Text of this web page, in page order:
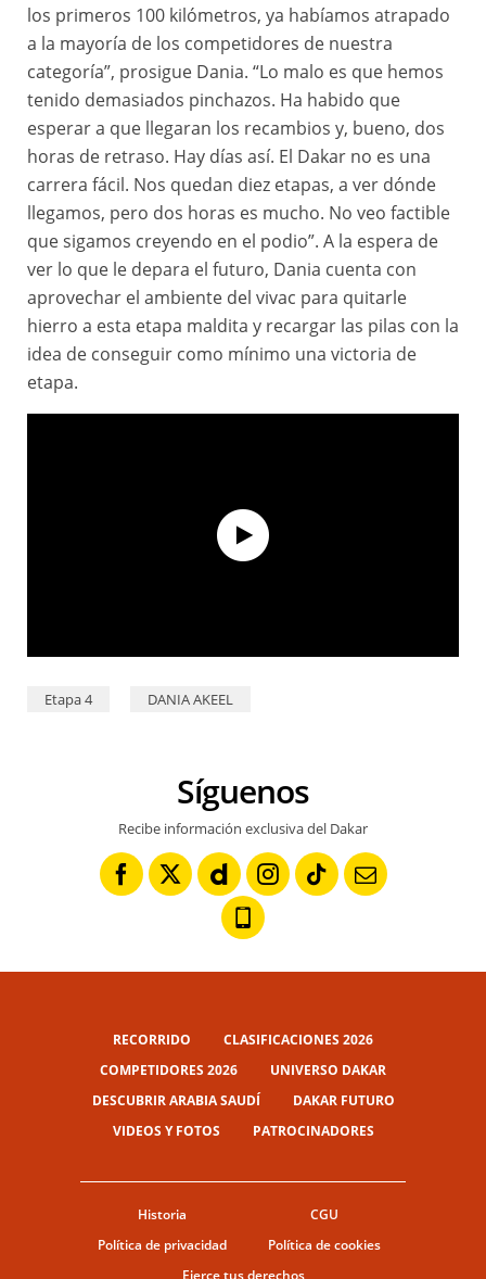
los primeros 100 kilómetros, ya habíamos atrapado
a la mayoría de los competidores de nuestra
categoría”, prosigue Dania. “Lo malo es que hemos
tenido demasiados pinchazos. Ha habido que
esperar a que llegaran los recambios y, bueno, dos
horas de retraso. Hay días así. El Dakar no es una
carrera fácil. Nos quedan diez etapas, a ver dónde
llegamos, pero dos horas es mucho. No veo factible
que sigamos creyendo en el podio”. A la espera de
ver lo que le depara el futuro, Dania cuenta con
aprovechar el ambiente del vivac para quitarle
hierro a esta etapa maldita y recargar las pilas con la
idea de conseguir como mínimo una victoria de
etapa.
Etapa 4 DANIA AKEEL
Síguenos
Recibe información exclusiva del Dakar
RECORRIDO
CLASIFICACIONES 2026
COMPETIDORES 2026
UNIVERSO DAKAR
DESCUBRIR ARABIA SAUDÍ
DAKAR FUTURO
VIDEOS Y FOTOS
PATROCINADORES
Historia
CGU
Política de privacidad
Política de cookies